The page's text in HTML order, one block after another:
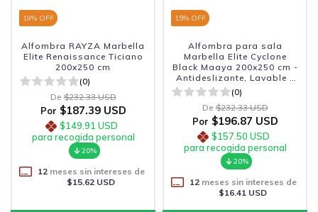
19% OFF
Alfombra RAYZA Marbella
Elite Renaissance Ticiano
200x250 cm
(0)
De $232.33 USD
Por $187.39 USD
$149.91 USD
para recogida personal
20%
12meses sin intereses de
$15.62 USD
15% OFF
Alfombra para sala
Marbella Elite Cyclone
Black Maaya 200x250 cm -
Antideslizante, Lavable y
Sofisticada
(0)
De $232.33 USD
Por $196.87 USD
$157.50 USD
para recogida personal
20%
12meses sin intereses de
$16.41 USD